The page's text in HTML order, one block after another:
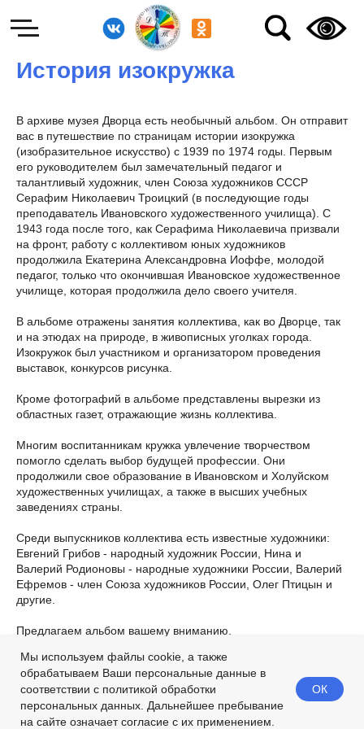
Мы используем файлы cookie, а также
обрабатываем Ваши персональные данные в
соответствии с политикой обработки
персональных данных. Дальнейшее пребывание
на сайте означает согласие с их применением.
ОК
История изокружка
В архиве музея Дворца есть необычный альбом. Он отправит
вас в путешествие по страницам истории изокружка
(изобразительное искусство) с 1939 по 1974 годы. Первым
его руководителем был замечательный педагог и
талантливый художник, член Союза художников СССР
Серафим Николаевич Троицкий (в последующие годы
преподаватель Ивановского художественного училища). С
1943 года после того, как Серафима Николаевича призвали
на фронт, работу с коллективом юных художников
продолжила Екатерина Александровна Иоффе, молодой
педагог, только что окончившая Ивановское художественное
училище, которая продолжила дело своего учителя.
В альбоме отражены занятия коллектива, как во Дворце, так
и на этюдах на природе, в живописных уголках города.
Изокружок был участником и организатором проведения
выставок, конкурсов рисунка.
Кроме фотографий в альбоме представлены вырезки из
областных газет, отражающие жизнь коллектива.
Многим воспитанникам кружка увлечение творчеством
помогло сделать выбор будущей профессии. Они
продолжили свое образование в Ивановском и Холуйском
художественных училищах, а также в высших учебных
заведениях страны.
Среди выпускников коллектива есть известные художники:
Евгений Грибов - народный художник России, Нина и
Валерий Родионовы - народные художники России, Валерий
Ефремов - член Союза художников России, Олег Птицын и
другие.
Предлагаем альбом вашему вниманию.
2025-03-26 01:30